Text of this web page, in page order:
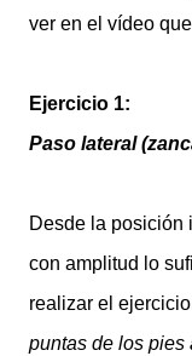
ver en el vídeo
Ejercicio 1:
Paso lateral
Desde la posición
con amplitud lo
realizar el
puntas de los pies